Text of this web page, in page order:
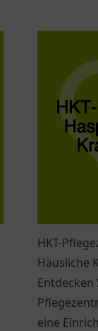
HKT-
Häusliche
Entdecken
eine